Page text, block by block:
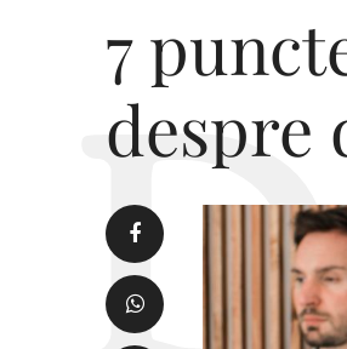
7
despre